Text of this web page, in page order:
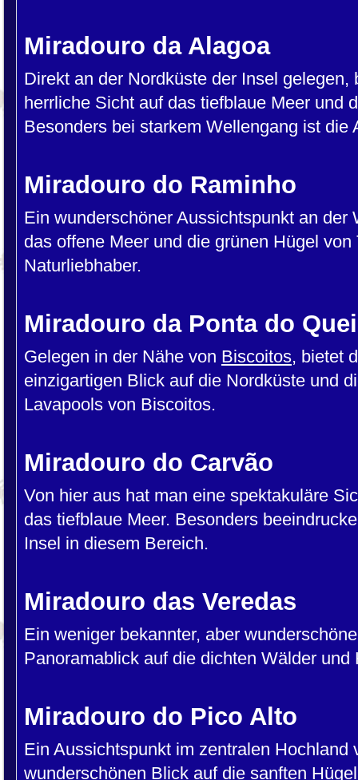
Miradouro da Alagoa
Direkt an der Nordküste der Insel
herrliche Sicht auf das tiefblaue Meer und
Besonders bei starkem Wellengang ist die
Miradouro do Raminho
Ein wunderschöner Aussichtspunkt an
das offene Meer und die grünen Hügel
Naturliebhaber.
Miradouro da Ponta do
Gelegen in der Nähe von Biscoitos, bietet
einzigartigen Blick auf die Nordküste und
Lavapools von Biscoitos.
Miradouro do Carvão
Von hier aus hat man eine spektakuläre
das tiefblaue Meer. Besonders
Insel in diesem Bereich.
Miradouro das Veredas
Ein weniger bekannter, aber
Panoramablick auf die dichten Wälder und
Miradouro do Pico Alto
Ein Aussichtspunkt im zentralen Hochland
wunderschönen Blick auf die sanften